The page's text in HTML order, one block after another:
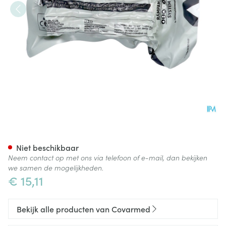
€ 15,11
Niet beschikbaar
Neem contact op met ons via telefoon of e-mail, dan bekijken
we samen de mogelijkheden.
Bekijk alle producten van Covarmed